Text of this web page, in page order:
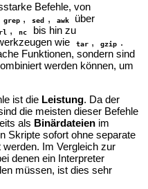
Befehle, von
grep , sed , awk
über
, nc
bis hin zu
wie
tar , gzip .
Funktionen, sondern sind
werden können, um
ist die Leistung. Da der
die meisten dieser Befehle
als Binärdateien im
Skripte sofort ohne separate
Im Vergleich zur
denen ein Interpreter
müssen, ist dies sehr